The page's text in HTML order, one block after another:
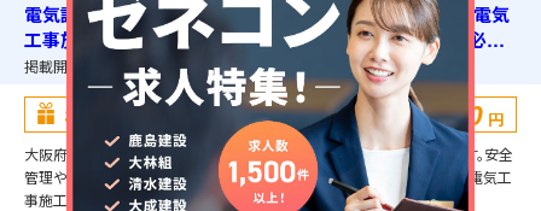
電気設備施工管理・大阪府大阪市・S造工場新築工事・1級電気
工事施工管理技士の資格必須・第二種電気工事士の資格必須・
宿舎の準備可能
掲載開始日： 2026/07/24 掲載終了予定日： 2027/04/01
お祝い金 100,000 円
大阪府大阪市のS造工場新築工事に伴う電気設備施工管理のお仕事です。安全
管理や品質管理、工程管理などの管理補助業務を担当して頂きます。1級電気工
事施工管理技士、第二種電気工事士の資格必須となります。